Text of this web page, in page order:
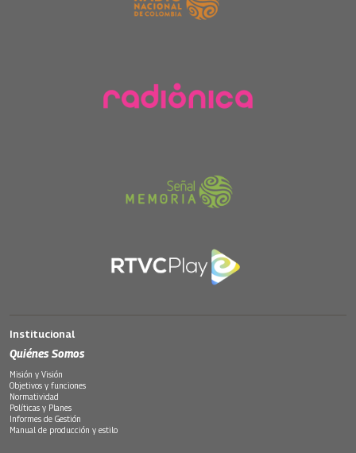
Institucional
Quiénes Somos
Misión y Visión
Objetivos y funciones
Normatividad
Políticas y Planes
Informes de Gestión
Manual de producción y estilo